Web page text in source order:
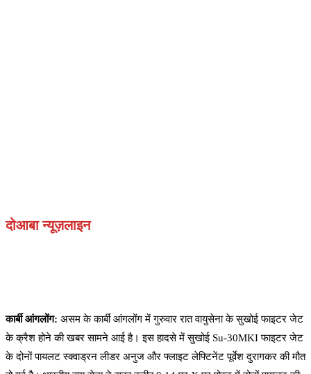
दोआबा न्यूज़लाइन
कार्बी आंगलोंग: असम के कार्बी आंगलोंग में गुरुवार रात वायुसेना के सुखोई फाइटर जेट
के क्रैश होने की खबर सामने आई है। इस हादसे में सुखोई Su‑30MKI फाइटर जेट
के दोनों पायलट स्क्वाड्रन लीडर अनुज और फ्लाइट लेफ्टिनेंट पूर्वेश दुरागकर की मौत